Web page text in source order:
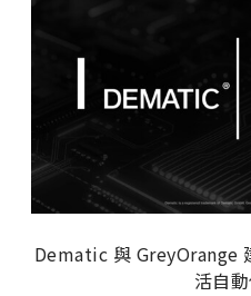
Dematic 與 GreyOrange
活自